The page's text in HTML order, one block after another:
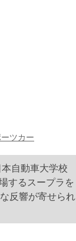
ツカー
自動車大学校
するスープラを
反響が寄せられ